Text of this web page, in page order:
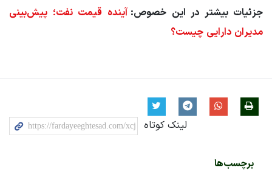
جزئیات بیشتر در این خصوص:آینده قیمت نفت؛ پیش‌بینی
مدیران دارایی چیست؟
لینک کوتاه
برچسب‌ها